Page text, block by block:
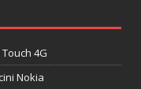
4G
Nokia